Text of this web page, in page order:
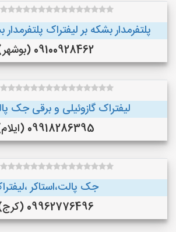
پلتفرمدار بشکه بر لیفتراک پلتفرمدار
09100928462 (بوشهر)
لیفتراک گازوئیلی و برقی جک
09918286395 (ایلام)
جک پالت،استاکر
09962776496 (کرج)